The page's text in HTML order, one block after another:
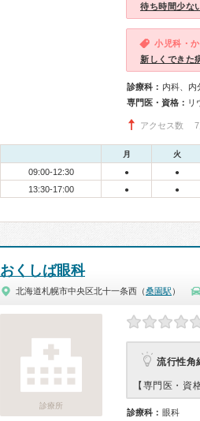
待ち時間少な
小児科・
新しくできた
診療科： 内科、内
専門医・資格：
アクセス数 7
月 火
09:00-12:30 ● ●
13:30-17:00 ● ●
おくしば眼科
北海道札幌市中央区北十一条西（桑園駅 ）
診療所
流行性角
【専門医・資
診療科： 眼科